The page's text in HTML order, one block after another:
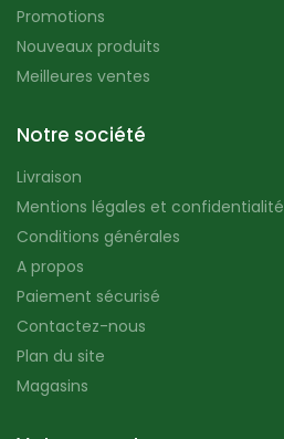
Promotions
Nouveaux produits
Meilleures ventes
Notre société
Livraison
Mentions légales et confidentialité
Conditions générales
A propos
Paiement sécurisé
Contactez-nous
Plan du site
Magasins